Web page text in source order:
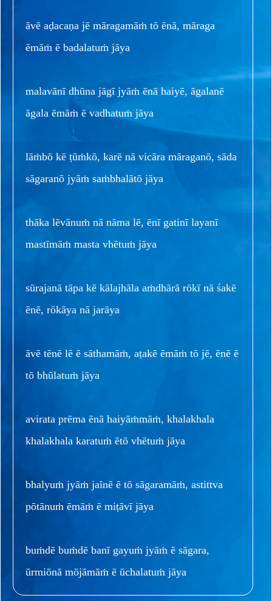
āvē aḍacaṇa jē māragamāṁ tō ēnā, māraga
ēmāṁ ē badalatuṁ jāya
malavānī dhūna jāgī jyāṁ ēnā haiyē, āgalanē
āgala ēmāṁ ē vadhatuṁ jāya
lāṁbō kē ṭūṁkō, karē nā vicāra māraganō, sāda
sāgaranō jyāṁ saṁbhalātō jāya
thāka lēvānuṁ nā nāma lē, ēnī gatinī layanī
mastīmāṁ masta vhētuṁ jāya
sūrajanā tāpa kē kālajhāla aṁdhārā rōkī nā śakē
ēnē, rōkāya nā jarāya
āvē tēnē lē ē sāthamāṁ, aṭakē ēmāṁ tō jē, ēnē ē
tō bhūlatuṁ jāya
avirata prēma ēnā haiyāṁmāṁ, khalakhala
khalakhala karatuṁ ētō vhētuṁ jāya
bhalyuṁ jyāṁ jaīnē ē tō sāgaramāṁ, astittva
pōtānuṁ ēmāṁ ē miṭāvī jāya
buṁdē buṁdē banī gayuṁ jyāṁ ē sāgara,
ūrmiōnā mōjāmāṁ ē ūchalatuṁ jāya